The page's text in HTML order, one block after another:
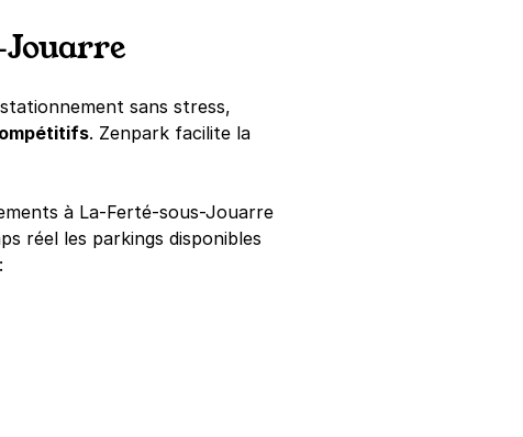
sans stress,
. Zenpark facilite la
à La-Ferté-sous-Jouarre
réel les parkings disponibles